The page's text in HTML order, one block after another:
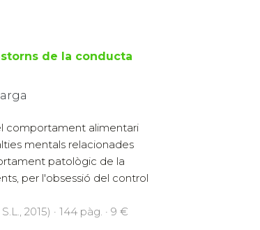
de la conducta
comportament alimentari
mentals relacionades
patològic de la
per l'obsessió del control
2015) · 144 pàg. · 9 €